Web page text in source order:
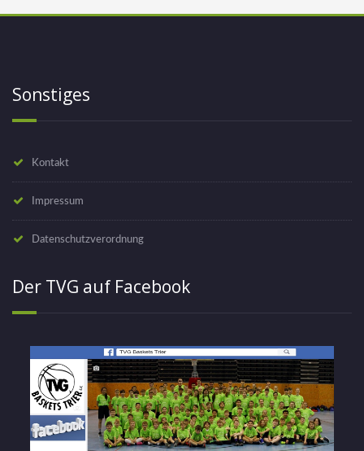
Sonstiges
Kontakt
Impressum
Datenschutzverordnung
Der TVG auf Facebook